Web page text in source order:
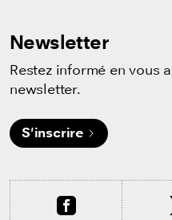
Newsletter
Restez informé en vous
newsletter.
S'inscrire